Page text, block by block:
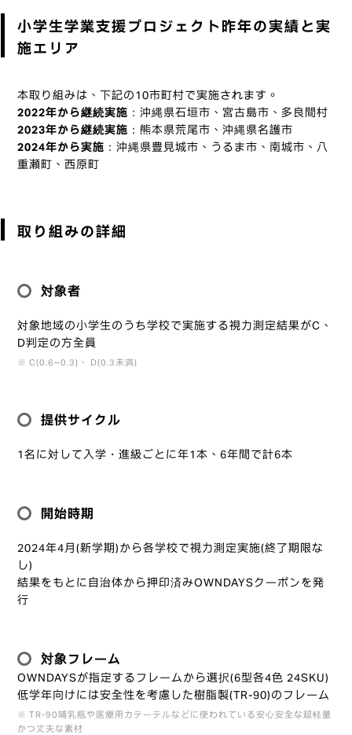
小学生学業支援プロジェクト昨年の実績と実
施エリア
本取り組みは、下記の10市町村で実施されます。
2022年から継続実施 ：沖縄県石垣市、宮古島市、多良間村
2023年から継続実施 ：熊本県荒尾市、沖縄県名護市
2024年から実施 ：沖縄県豊見城市、うるま市、南城市、八
重瀬町、西原町
取り組みの詳細
対象者
対象地域の小学生のうち学校で実施する視力測定結果がC、
D判定の方全員
※ C(0.6~0.3)、 D(0.3未満)
提供サイクル
1名に対して入学・進級ごとに年1本、6年間で計6本
開始時期
2024年4月(新学期)から各学校で視力測定実施(終了期限な
し)
結果をもとに自治体から押印済みOWNDAYSクーポンを発
行
対象フレーム
OWNDAYSが指定するフレームから選択(6型各4色 24SKU)
低学年向けには安全性を考慮した樹脂製(TR-90)のフレーム
※ TR-90哺乳瓶や医療用カテーテルなどに使われている安心安全な超軽量
かつ丈夫な素材